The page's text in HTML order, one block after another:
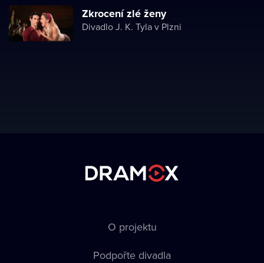
Zkrocení zlé ženy
Divadlo J. K. Tyla v Plzni
O projektu
Podpořte divadla